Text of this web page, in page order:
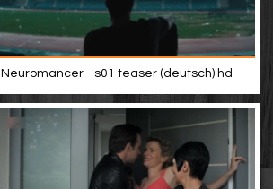
Neuromancer - s01 teaser (deutsch) hd